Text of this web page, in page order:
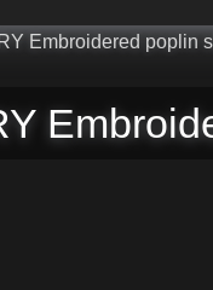
Embroidered poplin